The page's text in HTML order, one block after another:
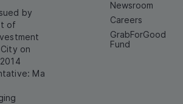
by
of
on
Ma
Newsroom
Careers
GrabForGood
Fund